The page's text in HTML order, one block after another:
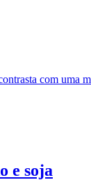
com uma
e soja